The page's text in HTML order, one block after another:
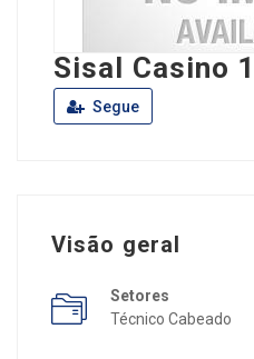
Sisal Casino 1
Segue
Visão geral
Setores
Técnico Cabeado